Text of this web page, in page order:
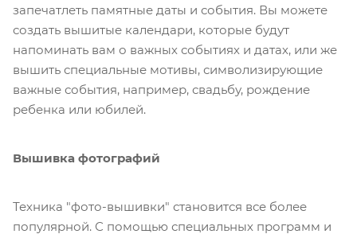
запечатлеть памятные даты и события. Вы можете
создать вышитые календари, которые будут
напоминать вам о важных событиях и датах, или же
вышить специальные мотивы, символизирующие
важные события, например, свадьбу, рождение
ребенка или юбилей.
Вышивка фотографий
Техника "фото-вышивки" становится все более
популярной. С помощью специальных программ и